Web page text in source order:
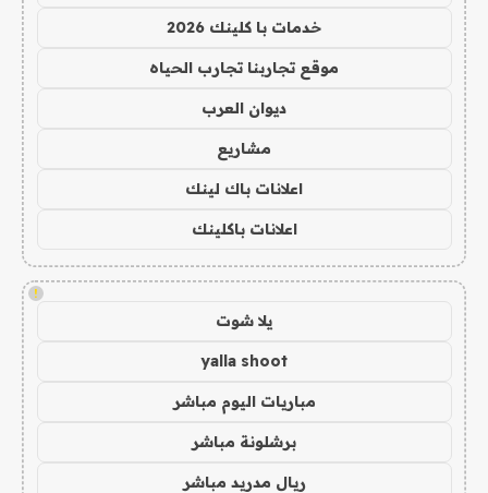
خدمات با كلينك 2026
موقع تجاربنا تجارب الحياه
ديوان العرب
مشاريع
اعلانات باك لينك
اعلانات باكلينك
!
يلا شوت
yalla shoot
مباريات اليوم مباشر
برشلونة مباشر
ريال مدريد مباشر